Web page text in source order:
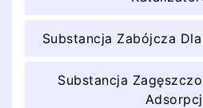
Substancja Zabójcza
Substancja